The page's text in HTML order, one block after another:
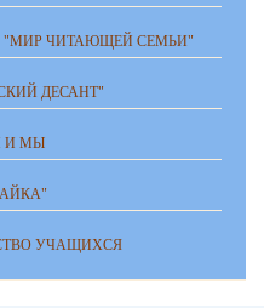
"МИР ЧИТАЮЩЕЙ СЕМЬИ"
ДЕСАНТ"
И МЫ
УЧАЩИХСЯ